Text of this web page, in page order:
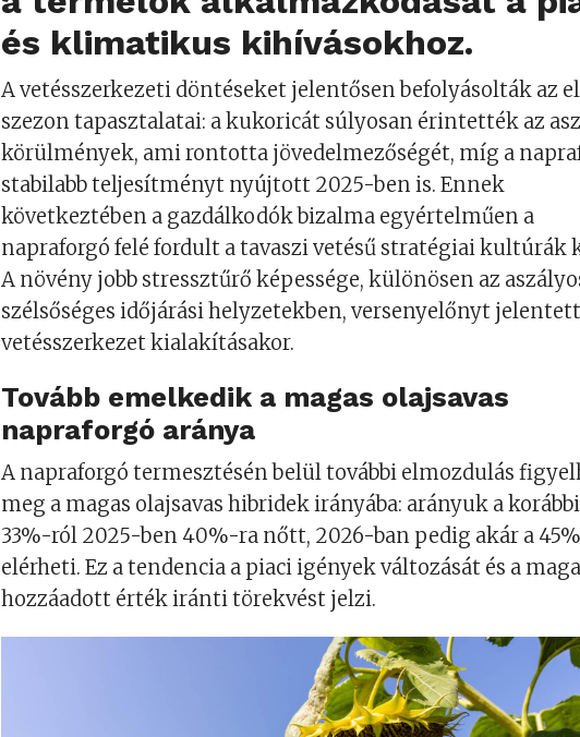
és klimatikus kihívásokhoz.
A vetésszerkezeti döntéseket jelentősen befolyásolták az
szezon tapasztalatai: a kukoricát súlyosan érintették az
körülmények, ami rontotta jövedelmezőségét, míg a
stabilabb teljesítményt nyújtott 2025-ben is. Ennek
következtében a gazdálkodók bizalma egyértelműen a
napraforgó felé fordult a tavaszi vetésű stratégiai kultúrák
A növény jobb stressztűrő képessége, különösen az
szélsőséges időjárási helyzetekben, versenyelőnyt
vetésszerkezet kialakításakor.
Tovább emelkedik a magas olajsavas
napraforgó aránya
A napraforgó termesztésén belül további elmozdulás
meg a magas olajsavas hibridek irányába: arányuk a
33%-ról 2025-ben 40%-ra nőtt, 2026-ban pedig akár a
elérheti. Ez a tendencia a piaci igények változását és a
hozzáadott érték iránti törekvést jelzi.